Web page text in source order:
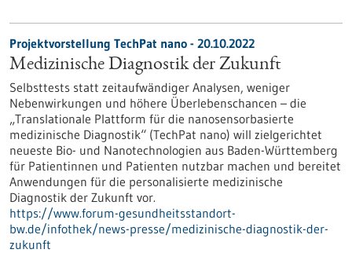
Projektvorstellung TechPat nano - 20.10.2022
Medizinische Diagnostik der Zukunft
Selbsttests statt zeitaufwändiger Analysen, weniger
Nebenwirkungen und höhere Überlebenschancen – die
„Translationale Plattform für die nanosensorbasierte
medizinische Diagnostik“ (TechPat nano) will zielgerichtet
neueste Bio- und Nanotechnologien aus Baden-Württemberg
für Patientinnen und Patienten nutzbar machen und bereitet
Anwendungen für die personalisierte medizinische
Diagnostik der Zukunft vor.
https://www.forum-gesundheitsstandort-
bw.de/infothek/news-presse/medizinische-diagnostik-der-
zukunft